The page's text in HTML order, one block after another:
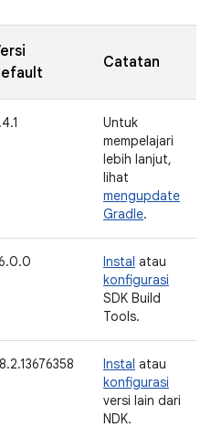
Catatan
Untuk
mempelajari
lebih lanjut,
lihat
mengupdate
Gradle.
Instal atau
konfigurasi
SDK Build
Tools.
Instal atau
konfigurasi
versi lain dari
NDK.